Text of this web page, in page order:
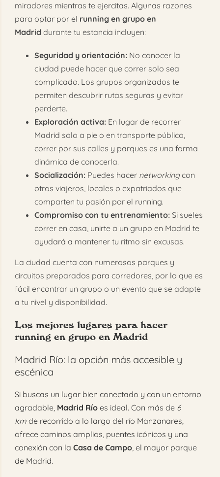
miradores mientras te ejercitas. Algunas razones
para optar por el running en grupo en
Madrid durante tu estancia incluyen:
Seguridad y orientación:No conocer la
ciudad puede hacer que correr solo sea
complicado. Los grupos organizados te
permiten descubrir rutas seguras y evitar
perderte.
Exploración activa:En lugar de recorrer
Madrid solo a pie o en transporte público,
correr por sus calles y parques es una forma
dinámica de conocerla.
Socialización:Puedes hacer networkingcon
otros viajeros, locales o expatriados que
comparten tu pasión por el running.
Compromiso con tu entrenamiento:Si sueles
correr en casa, unirte a un grupo en Madrid te
ayudará a mantener tu ritmo sin excusas.
La ciudad cuenta con numerosos parques y
circuitos preparados para corredores, por lo que es
fácil encontrar un grupo o un evento que se adapte
a tu nivel y disponibilidad.
Los mejores lugares para hacer
running en grupo en Madrid
Madrid Río: la opción más accesible y
escénica
Si buscas un lugar bien conectado y con un entorno
agradable, Madrid Ríoes ideal. Con más de 6
kmde recorrido a lo largo del río Manzanares,
ofrece caminos amplios, puentes icónicos y una
conexión con la Casa de Campo, el mayor parque
de Madrid.